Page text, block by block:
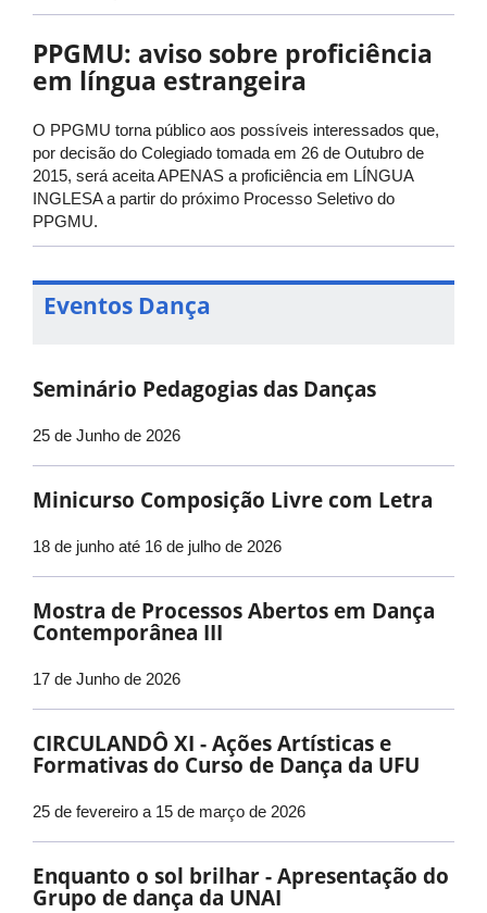
PPGMU: aviso sobre proficiência
em língua estrangeira
O PPGMU torna público aos possíveis interessados que,
por decisão do Colegiado tomada em 26 de Outubro de
2015, será aceita APENAS a proficiência em LÍNGUA
INGLESA a partir do próximo Processo Seletivo do
PPGMU.
Eventos Dança
Seminário Pedagogias das Danças
25 de Junho de 2026
Minicurso Composição Livre com Letra
18 de junho até 16 de julho de 2026
Mostra de Processos Abertos em Dança
Contemporânea III
17 de Junho de 2026
CIRCULANDÔ XI - Ações Artísticas e
Formativas do Curso de Dança da UFU
25 de fevereiro a 15 de março de 2026
Enquanto o sol brilhar - Apresentação do
Grupo de dança da UNAI